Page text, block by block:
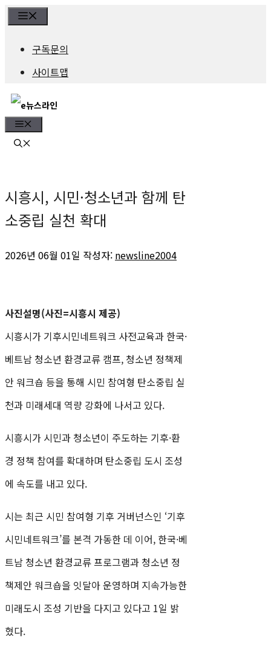
건
너
구독문의
사이트맵
시흥시, 시민·청소년과 함께 탄
소중립 실천 확대
2026년 06월 01일 작성자: newsline2004
사진설명(사진=시흥시 제공)
시흥시가 기후시민네트워크 사전교육과 한국·
베트남 청소년 환경교류 캠프, 청소년 정책제
안 워크숍 등을 통해 시민 참여형 탄소중립 실
천과 미래세대 역량 강화에 나서고 있다.
시흥시가 시민과 청소년이 주도하는 기후·환
경 정책 참여를 확대하며 탄소중립 도시 조성
에 속도를 내고 있다.
시는 최근 시민 참여형 기후 거버넌스인 ‘기후
시민네트워크’를 본격 가동한 데 이어, 한국·베
트남 청소년 환경교류 프로그램과 청소년 정
책제안 워크숍을 잇달아 운영하며 지속가능한
미래도시 조성 기반을 다지고 있다고 1일 밝
혔다.